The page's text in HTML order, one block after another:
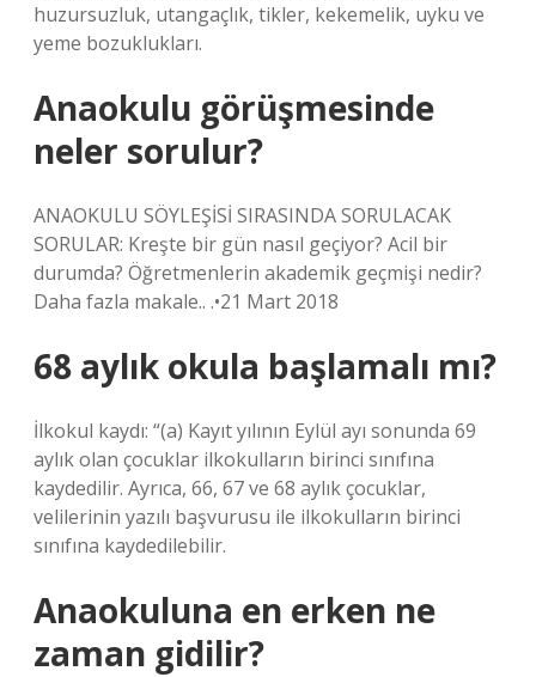
huzursuzluk, utangaçlık, tikler, kekemelik, uyku ve
yeme bozuklukları.
Anaokulu görüşmesinde
neler sorulur?
ANAOKULU SÖYLEŞİSİ SIRASINDA SORULACAK
SORULAR: Kreşte bir gün nasıl geçiyor? Acil bir
durumda? Öğretmenlerin akademik geçmişi nedir?
Daha fazla makale.. .•21 Mart 2018
68 aylık okula başlamalı mı?
İlkokul kaydı: “(a) Kayıt yılının Eylül ayı sonunda 69
aylık olan çocuklar ilkokulların birinci sınıfına
kaydedilir. Ayrıca, 66, 67 ve 68 aylık çocuklar,
velilerinin yazılı başvurusu ile ilkokulların birinci
sınıfına kaydedilebilir.
Anaokuluna en erken ne
zaman gidilir?